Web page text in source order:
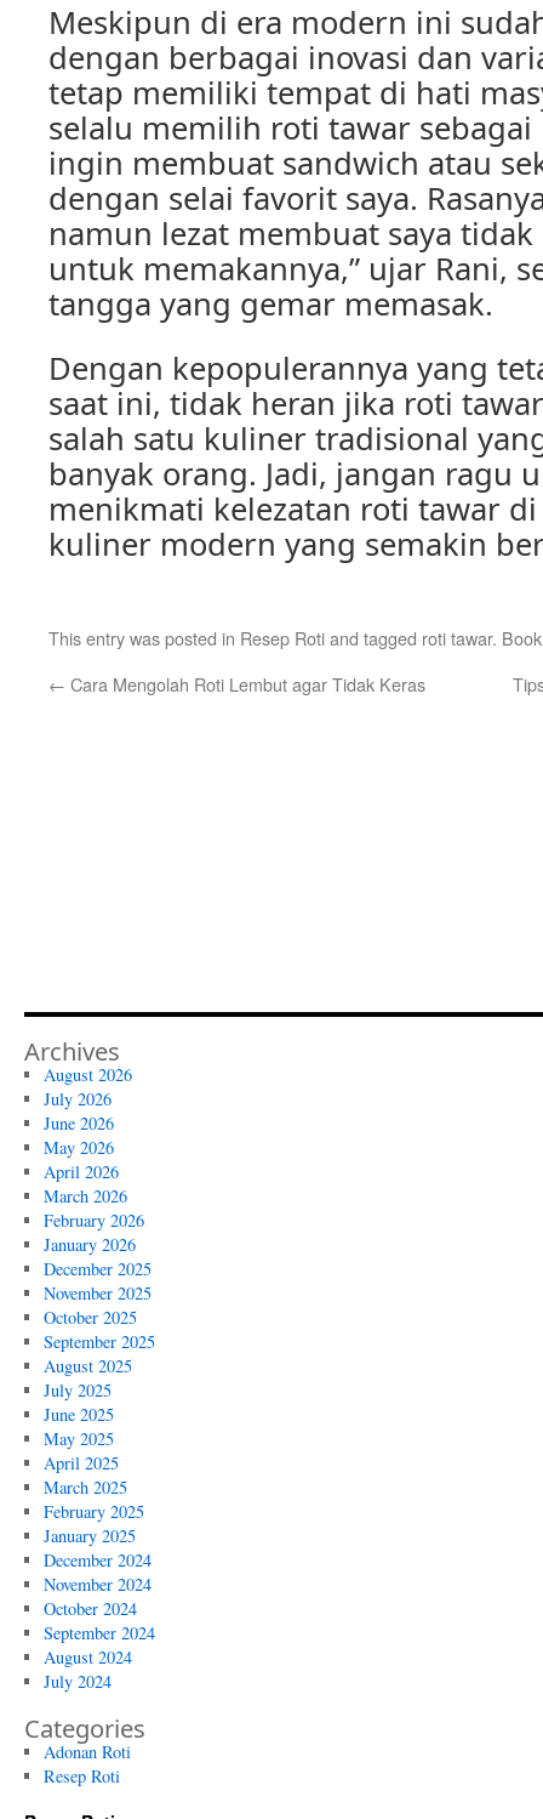
Meskipun di era modern ini
dengan berbagai inovasi dan
tetap memiliki tempat di hati
selalu memilih roti tawar
ingin membuat sandwich atau
dengan selai favorit saya.
namun lezat membuat saya
untuk memakannya,” ujar Rani,
tangga yang gemar memasak.
Dengan kepopulerannya yang
saat ini, tidak heran jika roti
salah satu kuliner tradisional
banyak orang. Jadi, jangan ragu
menikmati kelezatan roti tawar
kuliner modern yang semakin
This entry was posted in Resep Rotiand tagged roti tawar.
← Cara Mengolah Roti Lembut agar Tidak Keras
Archives
August 2026
July 2026
June 2026
May 2026
April 2026
March 2026
February 2026
January 2026
December 2025
November 2025
October 2025
September 2025
August 2025
July 2025
June 2025
May 2025
April 2025
March 2025
February 2025
January 2025
December 2024
November 2024
October 2024
September 2024
August 2024
July 2024
Categories
Adonan Roti
Resep Roti